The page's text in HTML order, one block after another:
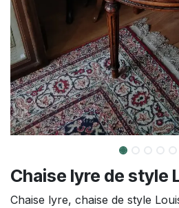
Chaise lyre de style
Chaise lyre, chaise de style